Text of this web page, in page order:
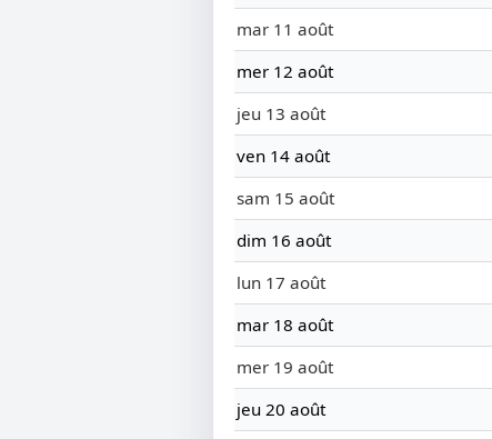
mar 11 août
mer 12 août
jeu 13 août
ven 14 août
sam 15 août
dim 16 août
lun 17 août
mar 18 août
mer 19 août
jeu 20 août